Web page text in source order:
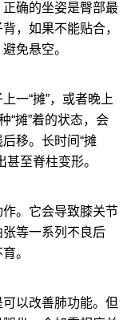
确的坐姿是臀部最
，如果不能贴合，
免悬空。
一“摊”，或者晚上
“摊”着的状态，会
移。长时间“摊
至脊柱变形。
。它会导致膝关节
等一系列不良后
。
以改善肺功能。但